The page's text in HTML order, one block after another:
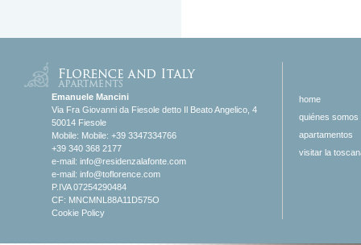
Emanuele Mancini
Via Fra Giovanni da Fiesole detto Il Beato Angelico, 4
50014 Fiesole
Mobile: Mobile: +39 3347334766
+39 340 368 2177
e-mail: info@residenzalafonte.com
e-mail: info@toflorence.com
P.IVA 07254290484
CF: MNCMNL88A11D575O
Cookie Policy
home
quiénes somos
apartamentos
visitar la